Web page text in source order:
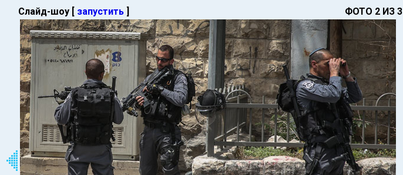
Слайд-шоу [ запустить ] ФОТО 2 ИЗ 3